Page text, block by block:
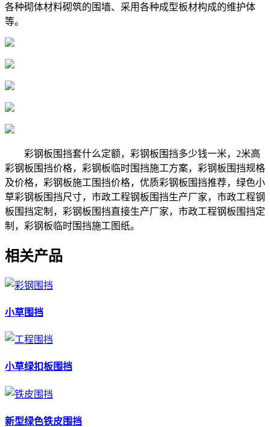
各种砌体材料砌筑的围墙、采用各种成型板材构成的维护体
等。
彩钢板围挡套什么定额，彩钢板围挡多少钱一米，2米高
彩钢板围挡价格，彩钢板临时围挡施工方案，彩钢板围挡规格
及价格，彩钢板施工围挡价格，优质彩钢板围挡推荐，绿色小
草彩钢板围挡尺寸，市政工程钢板围挡生产厂家，市政工程钢
板围挡定制，彩钢板围挡直接生产厂家，市政工程钢板围挡定
制，彩钢板临时围挡施工图纸。
相关产品
小草围挡
小草绿扣板围挡
新型绿色铁皮围挡